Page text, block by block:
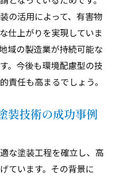
の活用によって、有害物
仕上がりを実現していま
域の製造業が持続可能な
。今後も環境配慮型の技
責任も高まるでしょう。
装技術の成功事例
な塗装工程を確立し、高
ています。その背景に